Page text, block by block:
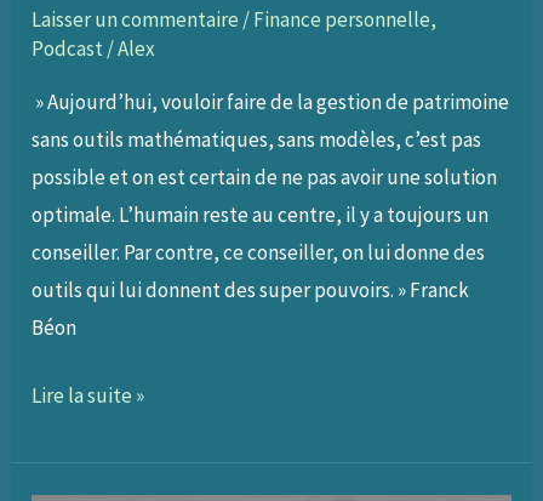
Laisser un commentaire /Finance personnelle,
Podcast /Alex
» Aujourd’hui, vouloir faire de la gestion de patrimoine
sans outils mathématiques, sans modèles, c’est pas
possible et on est certain de ne pas avoir une solution
optimale. L’humain reste au centre, il y a toujours un
conseiller. Par contre, ce conseiller, on lui donne des
outils qui lui donnent des super pouvoirs. » Franck
Béon
209
Repenser
Lire la suite »